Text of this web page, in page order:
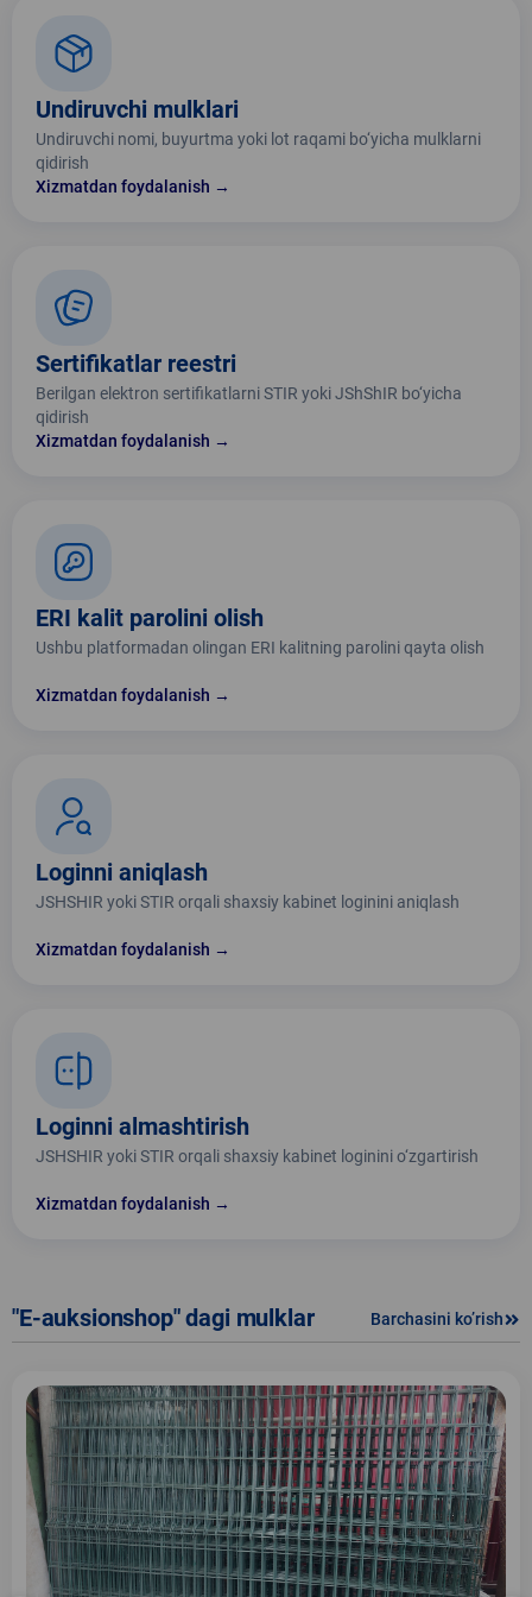
Undiruvchi mulklari
Undiruvchi nomi, buyurtma yoki lot raqami bo‘yicha mulklarni
qidirish
Xizmatdan foydalanish →
Sertifikatlar reestri
Berilgan elektron sertifikatlarni STIR yoki JShShIR bo‘yicha
qidirish
Xizmatdan foydalanish →
ERI kalit parolini olish
Ushbu platformadan olingan ERI kalitning parolini qayta olish
Xizmatdan foydalanish →
Loginni aniqlash
JSHSHIR yoki STIR orqali shaxsiy kabinet loginini aniqlash
Xizmatdan foydalanish →
Loginni almashtirish
JSHSHIR yoki STIR orqali shaxsiy kabinet loginini o‘zgartirish
Xizmatdan foydalanish →
"E-auksionshop" dagi mulklar Barchasini ko’rish